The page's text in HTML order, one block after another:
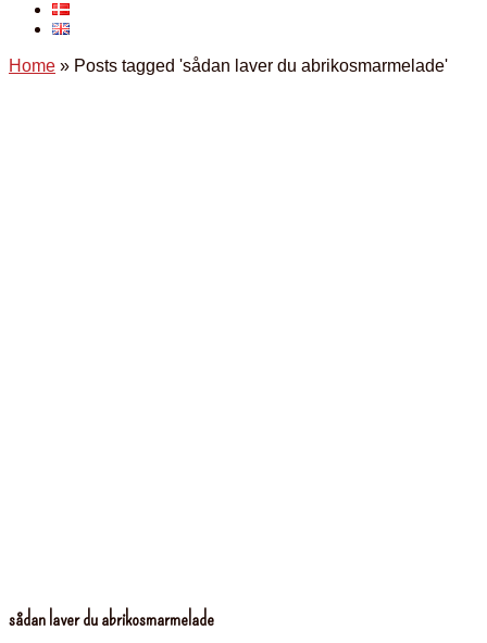
Home » Posts tagged 'sådan laver du abrikosmarmelade'
sådan laver du abrikosmarmelade